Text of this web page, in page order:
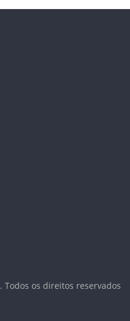
. Todos os direitos reservados